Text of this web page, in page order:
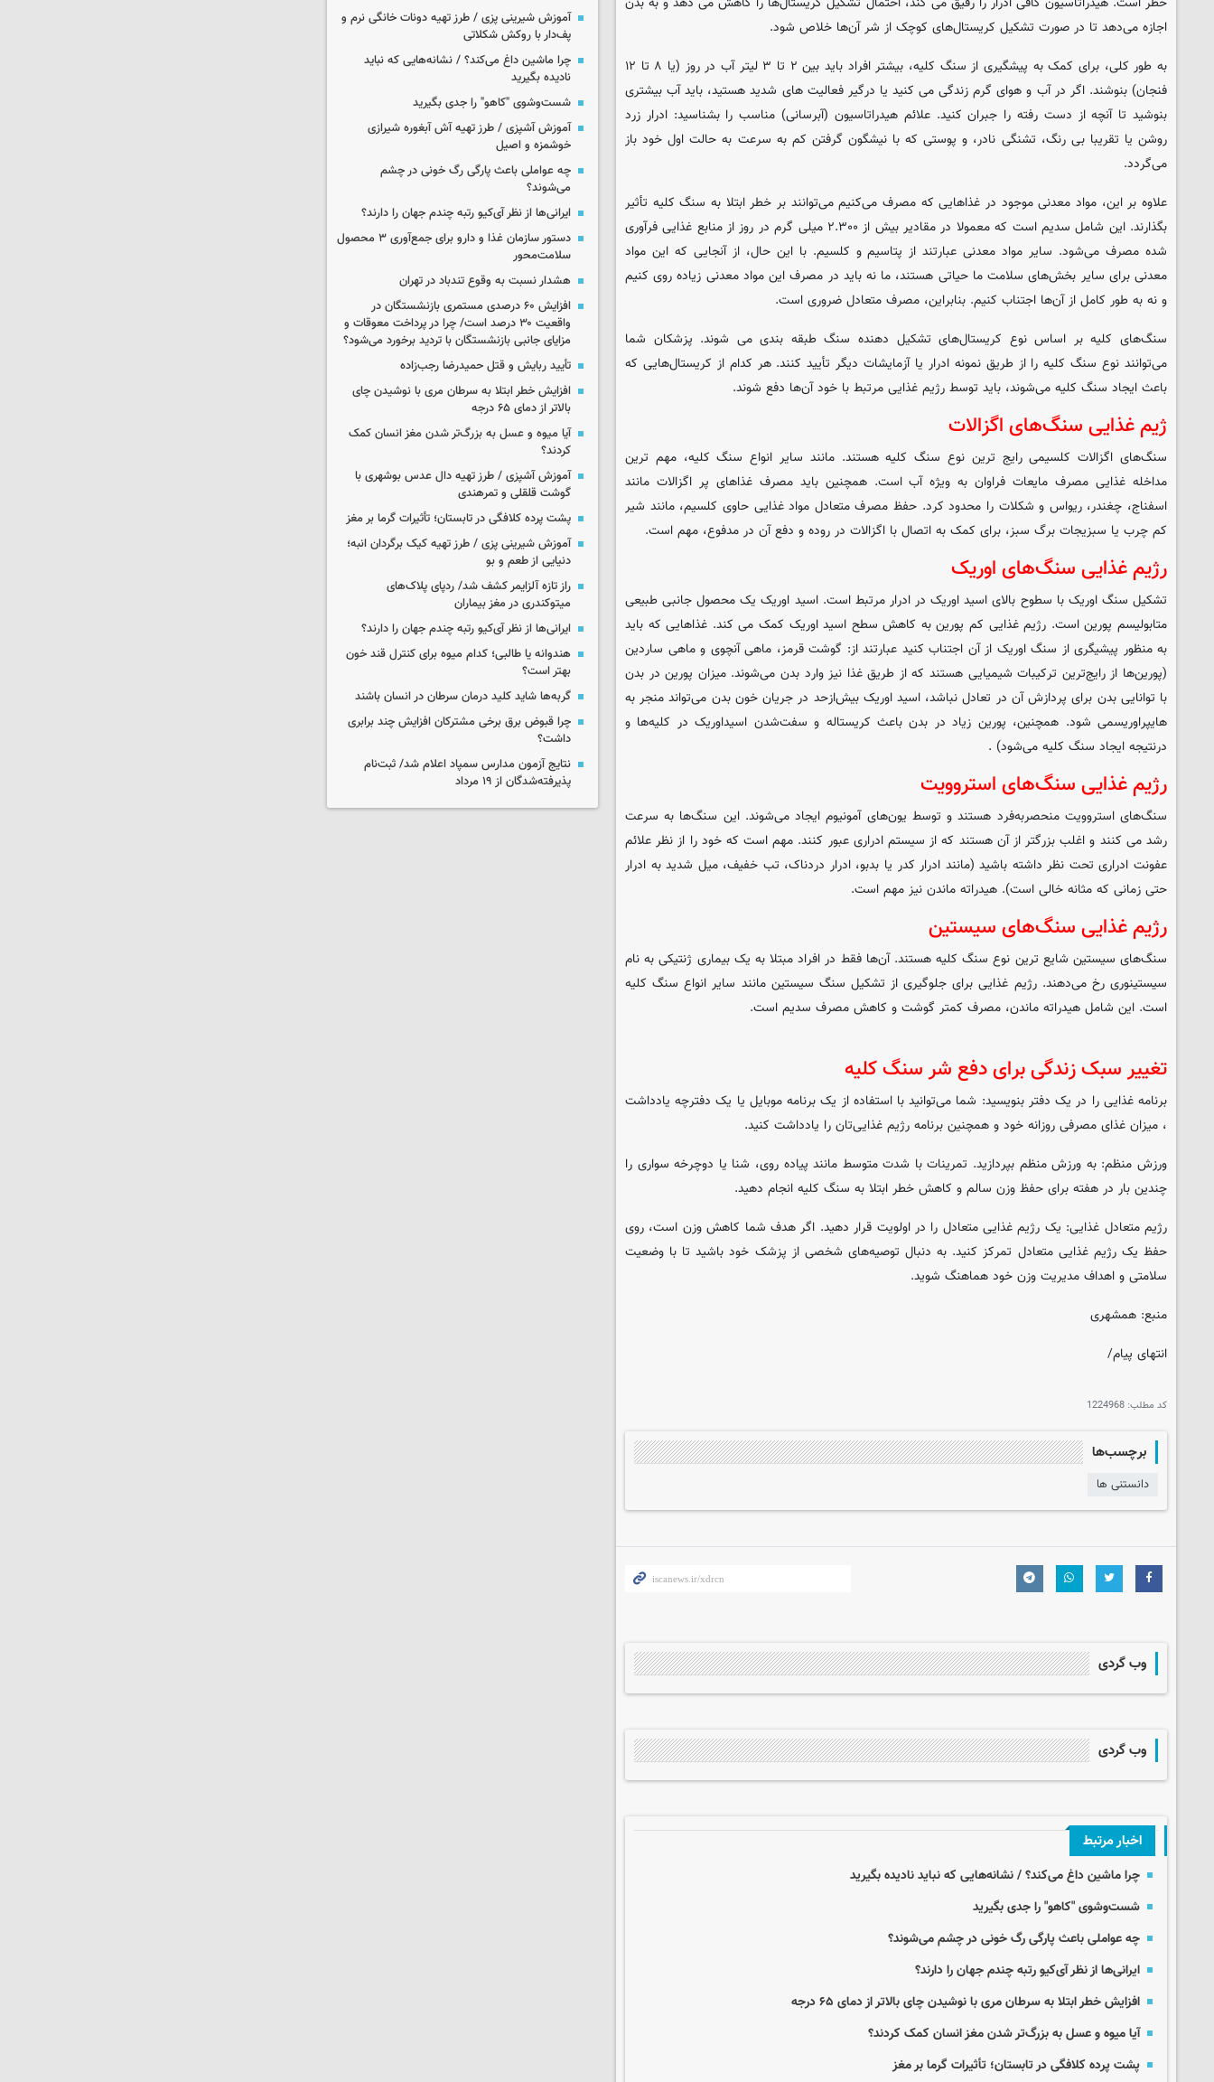
اجازه می‌دهد تا در صورت تشکیل کریستال‌های کوچک از شر آن‌ها خلاص شود.
به طور کلی، برای کمک به پیشگیری از سنگ کلیه، بیشتر افراد باید بین ۲ تا ۳ لیتر آب در روز (یا ۸ تا ۱۲
فنجان) بنوشند. اگر در آب و هوای گرم زندگی می کنید یا درگیر فعالیت های شدید هستید، باید آب بیشتری
بنوشید تا آنچه از دست رفته را جبران کنید. علائم هیدراتاسیون (آبرسانی) مناسب را بشناسید: ادرار زرد
روشن یا تقریبا بی رنگ، تشنگی نادر، و پوستی که با نیشگون گرفتن کم به سرعت به حالت اول خود باز
می‌گردد.
علاوه بر این، مواد معدنی موجود در غذاهایی که مصرف می‌کنیم می‌توانند بر خطر ابتلا به سنگ کلیه تأثیر
بگذارند. این شامل سدیم است که معمولا در مقادیر بیش از ۲.۳۰۰ میلی گرم در روز از منابع غذایی فرآوری
شده مصرف می‌شود. سایر مواد معدنی عبارتند از پتاسیم و کلسیم. با این حال، از آنجایی که این مواد
معدنی برای سایر بخش‌های سلامت ما حیاتی هستند، ما نه باید در مصرف این مواد معدنی زیاده روی کنیم
و نه به طور کامل از آن‌ها اجتناب کنیم. بنابراین، مصرف متعادل ضروری است.
سنگ‌های کلیه بر اساس نوع کریستال‌های تشکیل دهنده سنگ طبقه بندی می شوند. پزشکان شما
می‌توانند نوع سنگ کلیه را از طریق نمونه ادرار یا آزمایشات دیگر تأیید کنند. هر کدام از کریستال‌هایی که
باعث ایجاد سنگ کلیه می‌شوند، باید توسط رژیم غذایی مرتبط با خود آن‌ها دفع شوند.
ژیم غذایی سنگ‌های اگزالات
سنگ‌های اگزالات کلسیمی رایج ترین نوع سنگ کلیه هستند. مانند سایر انواع سنگ کلیه، مهم ترین
مداخله غذایی مصرف مایعات فراوان به ویژه آب است. همچنین باید مصرف غذاهای پر اگزالات مانند
اسفناج، چغندر، ریواس و شکلات را محدود کرد. حفظ مصرف متعادل مواد غذایی حاوی کلسیم، مانند شیر
کم چرب یا سبزیجات برگ سبز، برای کمک به اتصال با اگزالات در روده و دفع آن در مدفوع، مهم است.
رژیم غذایی سنگ‌های اوریک
تشکیل سنگ اوریک با سطوح بالای اسید اوریک در ادرار مرتبط است. اسید اوریک یک محصول جانبی طبیعی
متابولیسم پورین است. رژیم غذایی کم پورین به کاهش سطح اسید اوریک کمک می کند. غذاهایی که باید
به منظور پیشیگری از سنگ اوریک از آن اجتناب کنید عبارتند از: گوشت قرمز، ماهی آنچوی و ماهی ساردین
(پورین‌ها از رایج‌ترین ترکیبات شیمیایی هستند که از طریق غذا نیز وارد بدن می‌شوند. میزان پورین در بدن
با توانایی بدن برای پردازش آن در تعادل نباشد، اسید اوریک بیش‌ازحد در جریان خون بدن می‌تواند منجر به
هایپراوریسمی شود. همچنین، پورین زیاد در بدن باعث کریستاله و سفت‌شدن اسیداوریک در کلیه‌ها و
درنتیجه ایجاد سنگ کلیه می‌شود) .
رژیم غذایی سنگ‌های استروویت
سنگ‌های استروویت منحصربه‌فرد هستند و توسط یون‌های آمونیوم ایجاد می‌شوند. این سنگ‌ها به سرعت
رشد می کنند و اغلب بزرگتر از آن هستند که از سیستم ادراری عبور کنند. مهم است که خود را از نظر علائم
عفونت ادراری تحت نظر داشته باشید (مانند ادرار کدر یا بدبو، ادرار دردناک، تب خفیف، میل شدید به ادرار
حتی زمانی که مثانه خالی است). هیدراته ماندن نیز مهم است.
رژیم غذایی سنگ‌های سیستین
سنگ‌های سیستین شایع ترین نوع سنگ کلیه هستند. آن‌ها فقط در افراد مبتلا به یک بیماری ژنتیکی به نام
سیستینوری رخ می‌دهند. رژیم غذایی برای جلوگیری از تشکیل سنگ سیستین مانند سایر انواع سنگ کلیه
است. این شامل هیدراته ماندن، مصرف کمتر گوشت و کاهش مصرف سدیم است.
تغییر سبک زندگی برای دفع شر سنگ کلیه
برنامه غذایی را در یک دفتر بنویسید: شما می‌توانید با استفاده از یک برنامه موبایل یا یک دفترچه یادداشت
، میزان غذای مصرفی روزانه خود و همچنین برنامه رژیم غذایی‌تان را یادداشت کنید.
ورزش منظم: به ورزش منظم بپردازید. تمرینات با شدت متوسط مانند پیاده روی، شنا یا دوچرخه سواری را
چندین بار در هفته برای حفظ وزن سالم و کاهش خطر ابتلا به سنگ کلیه انجام دهید.
رژیم متعادل غذایی: یک رژیم غذایی متعادل را در اولویت قرار دهید. اگر هدف شما کاهش وزن است، روی
حفظ یک رژیم غذایی متعادل تمرکز کنید. به دنبال توصیه‌های شخصی از پزشک خود باشید تا با وضعیت
سلامتی و اهداف مدیریت وزن خود هماهنگ شوید.
منبع: همشهری
انتهای پیام/
کد مطلب: 1224968
برچسب‌ها
دانستنی ها
وب گردی
وب گردی
اخبار مرتبط
چرا ماشین داغ می‌کند؟ / نشانه‌هایی که نباید نادیده بگیرید
شست‌وشوی "کاهو" را جدی بگیرید
چه عواملی باعث پارگی رگ خونی در چشم می‌شوند؟
ایرانی‌ها از نظر آی‌کیو رتبه چندم جهان را دارند؟
افزایش خطر ابتلا به سرطان مری با نوشیدن چای بالاتر از دمای ۶۵ درجه
آیا میوه و عسل به بزرگ‌تر شدن مغز انسان کمک کردند؟
پشت پرده کلافگی در تابستان؛ تأثیرات گرما بر مغز
آموزش شیرینی پزی / طرز تهیه دونات خانگی نرم و
پف‌دار با روکش شکلاتی
چرا ماشین داغ می‌کند؟ / نشانه‌هایی که نباید
نادیده بگیرید
شست‌وشوی "کاهو" را جدی بگیرید
آموزش آشپزی / طرز تهیه آش آبغوره شیرازی
خوشمزه و اصیل
چه عواملی باعث پارگی رگ خونی در چشم
می‌شوند؟
ایرانی‌ها از نظر آی‌کیو رتبه چندم جهان را دارند؟
دستور سازمان غذا و دارو برای جمع‌آوری ۳ محصول
سلامت‌محور
هشدار نسبت به وقوع تندباد در تهران
افزایش ۶۰ درصدی مستمری‌ بازنشستگان در
واقعیت ۳۰ درصد است/ چرا در پرداخت معوقات و
مزایای جانبی بازنشستگان با تردید برخورد می‌شود؟
تأیید ربایش و قتل حمیدرضا رجب‌زاده
افزایش خطر ابتلا به سرطان مری با نوشیدن چای
بالاتر از دمای ۶۵ درجه
آیا میوه و عسل به بزرگ‌تر شدن مغز انسان کمک
کردند؟
آموزش آشپزی / طرز تهیه دال عدس بوشهری با
گوشت قلقلی و تمرهندی
پشت پرده کلافگی در تابستان؛ تأثیرات گرما بر مغز
آموزش شیرینی پزی / طرز تهیه کیک برگردان انبه؛
دنیایی از طعم و بو
راز تازه آلزایمر کشف شد/ ردپای پلاک‌های
میتوکندری در مغز بیماران
ایرانی‌ها از نظر آی‌کیو رتبه چندم جهان را دارند؟
هندوانه یا طالبی؛ کدام‌ میوه برای کنترل قند خون
بهتر است؟
گربه‌ها شاید کلید درمان سرطان در انسان باشند
چرا قبوض برق برخی مشترکان افزایش چند برابری
داشت؟
نتایج آزمون مدارس سمپاد اعلام شد/ ثبت‌نام
پذیرفته‌شدگان از ۱۹ مرداد